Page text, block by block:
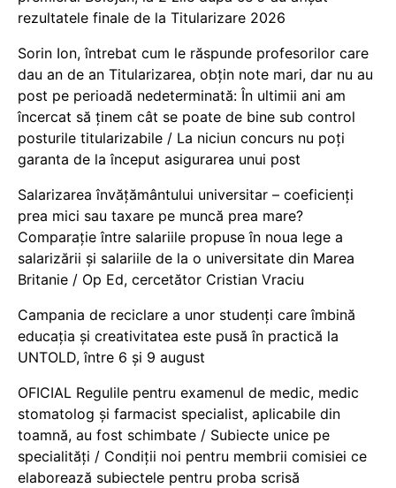
rezultatele finale de la Titularizare 2026
Sorin Ion, întrebat cum le răspunde profesorilor care
dau an de an Titularizarea, obțin note mari, dar nu au
post pe perioadă nedeterminată: În ultimii ani am
încercat să ținem cât se poate de bine sub control
posturile titularizabile / La niciun concurs nu poți
garanta de la început asigurarea unui post
Salarizarea învățământului universitar – coeficienți
prea mici sau taxare pe muncă prea mare?
Comparație între salariile propuse în noua lege a
salarizării și salariile de la o universitate din Marea
Britanie / Op Ed, cercetător Cristian Vraciu
Campania de reciclare a unor studenți care îmbină
educația și creativitatea este pusă în practică la
UNTOLD, între 6 și 9 august
OFICIAL Regulile pentru examenul de medic, medic
stomatolog și farmacist specialist, aplicabile din
toamnă, au fost schimbate / Subiecte unice pe
specialități / Condiții noi pentru membrii comisiei ce
elaborează subiectele pentru proba scrisă